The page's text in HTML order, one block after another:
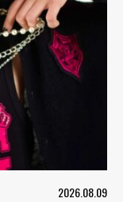
2026.08.09